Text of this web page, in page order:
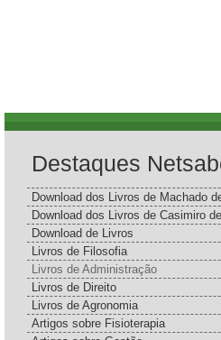
Destaques
Download dos Livros de Machado
Download dos Livros de Casimiro
Download de Livros
Livros de Filosofia
Livros de Administração
Livros de Direito
Livros de Agronomia
Artigos sobre Fisioterapia